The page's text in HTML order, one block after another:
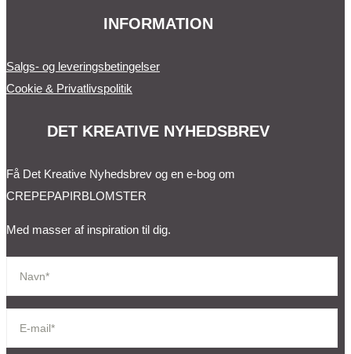
INFORMATION
Salgs- og leveringsbetingelser
Cookie & Privatlivspolitik
DET KREATIVE NYHEDSBREV
Få Det Kreative Nyhedsbrev og en e-bog om
CREPEPAPIRBLOMSTER
Med masser af inspiration til dig.